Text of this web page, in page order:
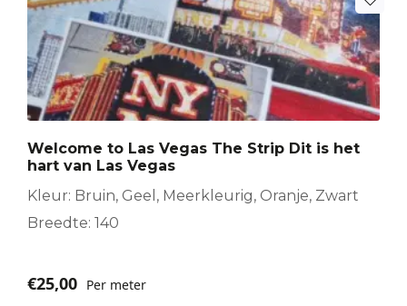
Welcome to Las Vegas The Strip Dit is het
hart van Las Vegas
Kleur: Bruin, Geel, Meerkleurig, Oranje, Zwart
Breedte: 140
€25,00 Per meter